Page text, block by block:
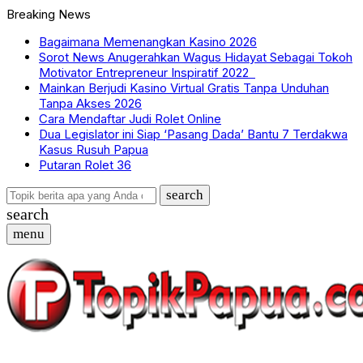
Breaking News
Bagaimana Memenangkan Kasino 2026
Sorot News Anugerahkan Wagus Hidayat Sebagai Tokoh
Motivator Entrepreneur Inspiratif 2022
Mainkan Berjudi Kasino Virtual Gratis Tanpa Unduhan
Tanpa Akses 2026
Cara Mendaftar Judi Rolet Online
Dua Legislator ini Siap ‘Pasang Dada’ Bantu 7 Terdakwa
Kasus Rusuh Papua
Putaran Rolet 36
search
search
menu